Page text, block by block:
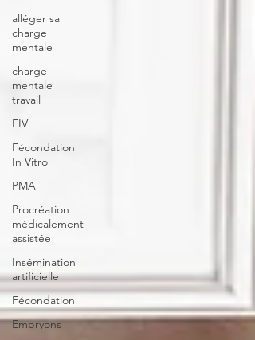
alléger sa
charge
mentale
charge
mentale
travail
FIV
Fécondation
In Vitro
PMA
Procréation
médicalement
assistée
Insémination
artificielle
Fécondation
Embryons